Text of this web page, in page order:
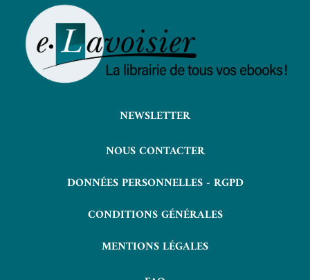
NEWSLETTER
NOUS CONTACTER
DONNÉES PERSONNELLES - RGPD
CONDITIONS GÉNÉRALES
MENTIONS LÉGALES